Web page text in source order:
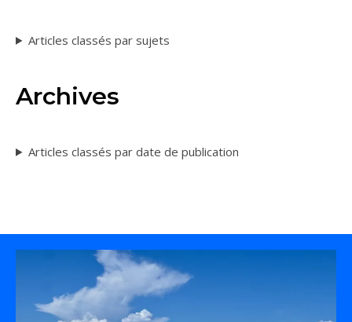
Articles classés par sujets
Archives
Articles classés par date de publication